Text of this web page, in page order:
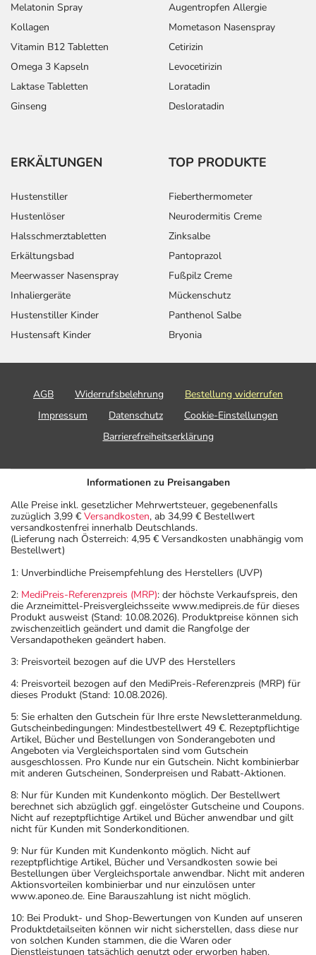
Melatonin Spray
Kollagen
Vitamin B12 Tabletten
Omega 3 Kapseln
Laktase Tabletten
Ginseng
Augentropfen Allergie
Mometason Nasenspray
Cetirizin
Levocetirizin
Loratadin
Desloratadin
ERKÄLTUNGEN
Hustenstiller
Hustenlöser
Halsschmerztabletten
Erkältungsbad
Meerwasser Nasenspray
Inhaliergeräte
Hustenstiller Kinder
Hustensaft Kinder
TOP PRODUKTE
Fieberthermometer
Neurodermitis Creme
Zinksalbe
Pantoprazol
Fußpilz Creme
Mückenschutz
Panthenol Salbe
Bryonia
AGB Widerrufsbelehrung
Bestellung widerrufen
Impressum
Datenschutz
Cookie-Einstellungen
Barrierefreiheitserklärung
Informationen zu Preisangaben
Alle Preise inkl. gesetzlicher Mehrwertsteuer, gegebenenfalls
zuzüglich 3,99 € Versandkosten, ab 34,99 € Bestellwert
versandkostenfrei innerhalb Deutschlands.
(Lieferung nach Österreich: 4,95 € Versandkosten unabhängig vom
Bestellwert)
1: Unverbindliche Preisempfehlung des Herstellers (UVP)
2: MediPreis-Referenzpreis (MRP): der höchste Verkaufspreis, den
die Arzneimittel-Preisvergleichsseite www.medipreis.de für dieses
Produkt ausweist (Stand: 10.08.2026). Produktpreise können sich
zwischenzeitlich geändert und damit die Rangfolge der
Versandapotheken geändert haben.
3: Preisvorteil bezogen auf die UVP des Herstellers
4: Preisvorteil bezogen auf den MediPreis-Referenzpreis (MRP) für
dieses Produkt (Stand: 10.08.2026).
5: Sie erhalten den Gutschein für Ihre erste Newsletteranmeldung.
Gutscheinbedingungen: Mindestbestellwert 49 €. Rezeptpflichtige
Artikel, Bücher und Bestellungen von Sonderangeboten und
Angeboten via Vergleichsportalen sind vom Gutschein
ausgeschlossen. Pro Kunde nur ein Gutschein. Nicht kombinierbar
mit anderen Gutscheinen, Sonderpreisen und Rabatt-Aktionen.
8: Nur für Kunden mit Kundenkonto möglich. Der Bestellwert
berechnet sich abzüglich ggf. eingelöster Gutscheine und Coupons.
Nicht auf rezeptpflichtige Artikel und Bücher anwendbar und gilt
nicht für Kunden mit Sonderkonditionen.
9: Nur für Kunden mit Kundenkonto möglich. Nicht auf
rezeptpflichtige Artikel, Bücher und Versandkosten sowie bei
Bestellungen über Vergleichsportale anwendbar. Nicht mit anderen
Aktionsvorteilen kombinierbar und nur einzulösen unter
www.aponeo.de. Eine Barauszahlung ist nicht möglich.
10: Bei Produkt- und Shop-Bewertungen von Kunden auf unseren
Produktdetailseiten können wir nicht sicherstellen, dass diese nur
von solchen Kunden stammen, die die Waren oder
Dienstleistungen tatsächlich genutzt oder erworben haben.